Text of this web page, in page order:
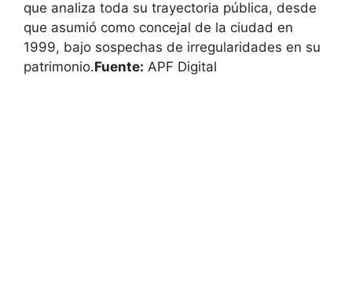
que analiza toda su trayectoria pública, desde
que asumió como concejal de la ciudad en
1999, bajo sospechas de irregularidades en su
patrimonio.Fuente: APF Digital